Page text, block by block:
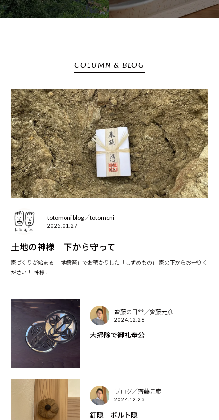
COLUMN & BLOG
totomoni blog／totomoni
2025.01.27
土地の神様 下から守って
家づくりが始まる 「地鎮祭」でお預かりした「しずめもの」 家の下からお守りく
ださい！ 神様...
齊藤の日常／齊藤元彦
2024.12.26
大掃除で御礼奉公
ブログ／齊藤元彦
2024.12.23
釘隠 ボルト隠